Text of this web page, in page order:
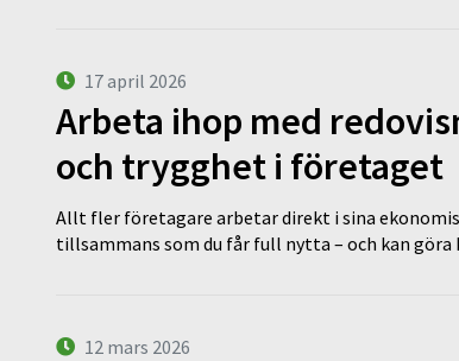
17 april 2026
Arbeta ihop med
och trygghet i företaget
Allt fler företagare arbetar direkt i sina
tillsammans som du får full nytta – och kan
12 mars 2026